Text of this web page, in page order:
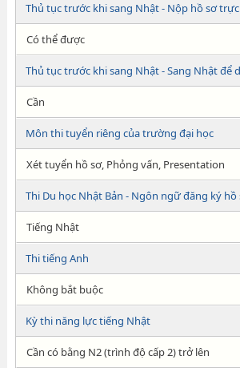
Thủ tục trước khi sang Nhật - Nộp hồ sơ
Có thể được
Thủ tục trước khi sang Nhật - Sang Nhật để
Cần
Môn thi tuyển riêng của trường đại học
Xét tuyển hồ sơ, Phỏng vấn, Presentation
Thi Du học Nhật Bản - Ngôn ngữ đăng ký hồ
Tiếng Nhật
Thi tiếng Anh
Không bắt buộc
Kỳ thi năng lực tiếng Nhật
Cần có bằng N2 (trình độ cấp 2) trở lên